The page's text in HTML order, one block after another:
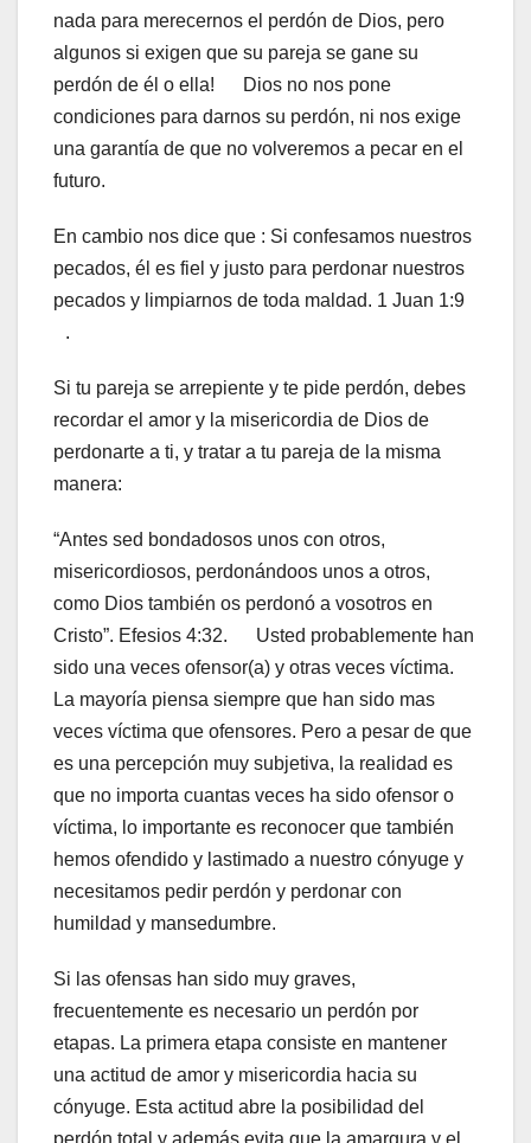
nada para merecernos el perdón de Dios, pero
algunos si exigen que su pareja se gane su
perdón de él o ella! Dios no nos pone
condiciones para darnos su perdón, ni nos exige
una garantía de que no volveremos a pecar en el
futuro.
En cambio nos dice que : Si confesamos nuestros
pecados, él es fiel y justo para perdonar nuestros
pecados y limpiarnos de toda maldad. 1 Juan 1:9
.
Si tu pareja se arrepiente y te pide perdón, debes
recordar el amor y la misericordia de Dios de
perdonarte a ti, y tratar a tu pareja de la misma
manera:
“Antes sed bondadosos unos con otros,
misericordiosos, perdonándoos unos a otros,
como Dios también os perdonó a vosotros en
Cristo”. Efesios 4:32. Usted probablemente han
sido una veces ofensor(a) y otras veces víctima.
La mayoría piensa siempre que han sido mas
veces víctima que ofensores. Pero a pesar de que
es una percepción muy subjetiva, la realidad es
que no importa cuantas veces ha sido ofensor o
víctima, lo importante es reconocer que también
hemos ofendido y lastimado a nuestro cónyuge y
necesitamos pedir perdón y perdonar con
humildad y mansedumbre.
Si las ofensas han sido muy graves,
frecuentemente es necesario un perdón por
etapas. La primera etapa consiste en mantener
una actitud de amor y misericordia hacia su
cónyuge. Esta actitud abre la posibilidad del
perdón total y además evita que la amargura y el